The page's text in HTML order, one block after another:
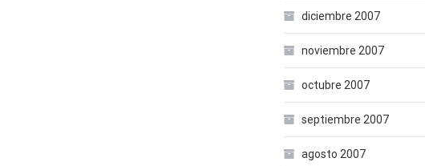
diciembre 2007
noviembre 2007
octubre 2007
septiembre 2007
agosto 2007